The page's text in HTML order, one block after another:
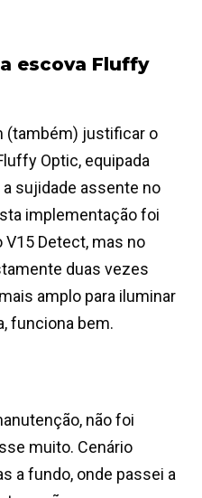
escova Fluffy
(também) justificar o
Optic, equipada
sujidade assente no
implementação foi
Detect, mas no
duas vezes
amplo para iluminar
funciona bem.
não foi
muito. Cenário
a fundo, onde passei a